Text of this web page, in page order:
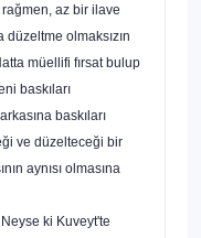
az bir ila­ve
düzeltme olmak­sızın
müellifi fır­sat bulup
baskıları
baskıları
ve düzelteceği bir
aynısı olmasına
ki Kuveyt'te